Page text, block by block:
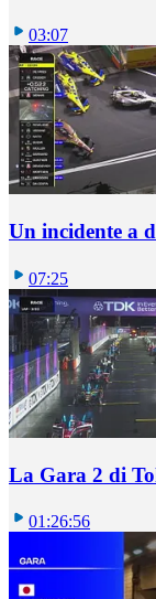
03:07
Un incidente a
07:25
La Gara 2 di
01:26:56